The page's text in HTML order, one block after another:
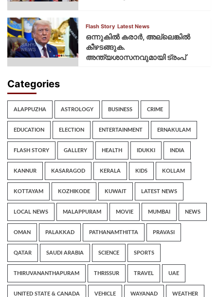
Flash Story Latest News
ഒന്നുകില്‍ കരാര്‍, അല്ലെങ്കില്‍
കീഴടങ്ങുക.
അന്ത്യശാസനവുമായി ട്രംപ്
Categories
ALAPPUZHA ASTROLOGY BUSINESS CRIME
EDUCATION ELECTION ENTERTAINMENT ERNAKULAM
FLASH STORY GALLERY HEALTH IDUKKI INDIA
KANNUR KASARAGOD KERALA KIDS KOLLAM
KOTTAYAM KOZHIKODE KUWAIT LATEST NEWS
LOCAL NEWS MALAPPURAM MOVIE MUMBAI NEWS
OMAN PALAKKAD PATHANAMTHITTA PRAVASI
QATAR SAUDI ARABIA SCIENCE SPORTS
THIRUVANANTHAPURAM THRISSUR TRAVEL UAE
UNITED STATE & CANADA VEHICLE WAYANAD WEATHER